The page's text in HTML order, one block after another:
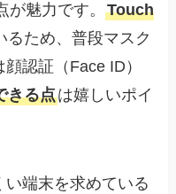
が魅力です。Touch
るため、普段マスク
認証（Face ID）
きる点は嬉しいポイ
端末を求めている